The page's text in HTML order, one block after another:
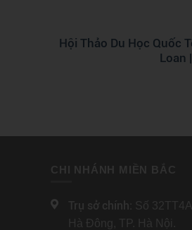
Hội Thảo Du Học Quốc
Loan
CHI NHÁNH MIỀN BẮC
Trụ sở chính: Số
Hà Đông, TP. Hà Nội.